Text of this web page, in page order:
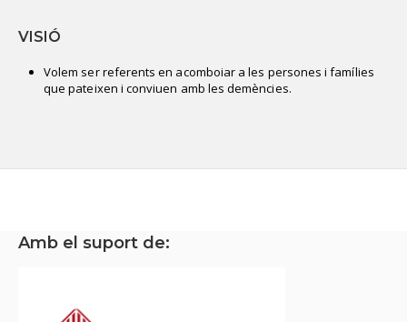
VISIÓ
Volem ser referents en acomboiar a les persones i famílies
que pateixen i conviuen amb les demències.
Amb el suport de: